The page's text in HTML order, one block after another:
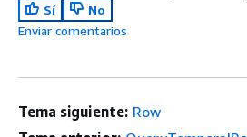
Sí
No
Enviar comentarios
Tema siguiente: Row